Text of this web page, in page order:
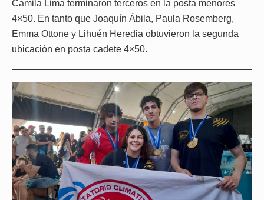
Camila Lima terminaron terceros en la posta menores
4×50. En tanto que Joaquín Ábila, Paula Rosemberg,
Emma Ottone y Lihuén Heredia obtuvieron la segunda
ubicación en posta cadete 4×50.